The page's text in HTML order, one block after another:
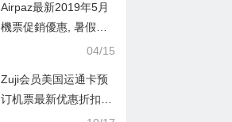
Airpaz最新2019年5月
機票促銷優惠, 暑假優
惠, 國外旅行機票折扣
04/15
Zuji会员美国运通卡预
订机票最新优惠折扣碼/
zuji最新折扣碼2016